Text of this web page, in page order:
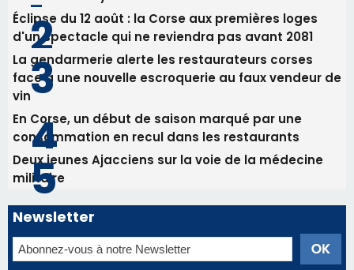
Deux jeunes Ajacciens sur la voie de la médecine
militaire
Newsletter
Inscrivez-vous à la newsletter de CNI et recevez par
email les infos les plus importantes et une sélection de
nos meilleurs articles